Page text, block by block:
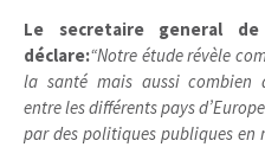
Le secretaire general de
déclare:“Notre étude révèle
la santé mais aussi combien
entre les différents pays
par des politiques publiques en